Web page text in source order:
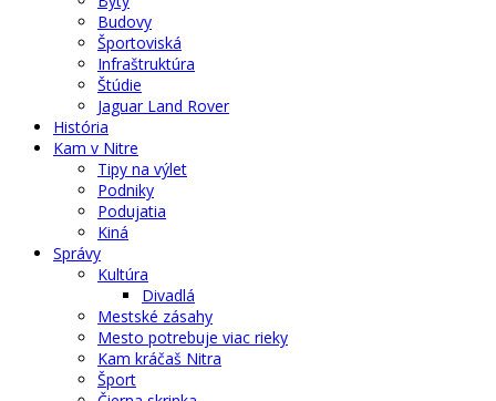
Budovy
Športoviská
Infraštruktúra
Štúdie
Jaguar Land Rover
História
Kam v Nitre
Tipy na výlet
Podniky
Podujatia
Kiná
Správy
Kultúra
Divadlá
Mestské zásahy
Mesto potrebuje viac rieky
Kam kráčaš Nitra
Šport